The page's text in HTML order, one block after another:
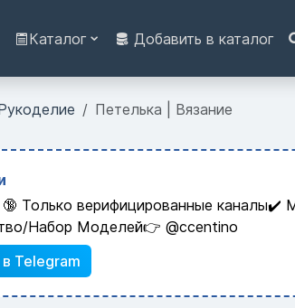
Каталог Добавить в каталог
Петелька | Вязание
Только верифицированные
Набор Моделей👉 @ccentino
Telegram